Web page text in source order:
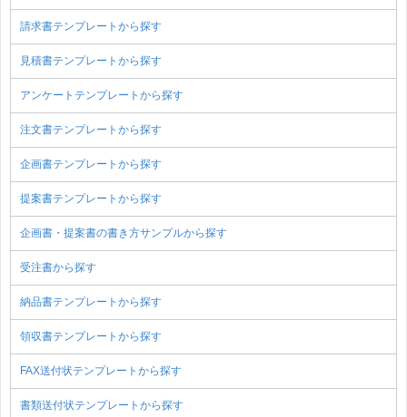
請求書テンプレートから探す
見積書テンプレートから探す
アンケートテンプレートから探す
注文書テンプレートから探す
企画書テンプレートから探す
提案書テンプレートから探す
企画書・提案書の書き方サンプルから探す
受注書から探す
納品書テンプレートから探す
領収書テンプレートから探す
FAX送付状テンプレートから探す
書類送付状テンプレートから探す